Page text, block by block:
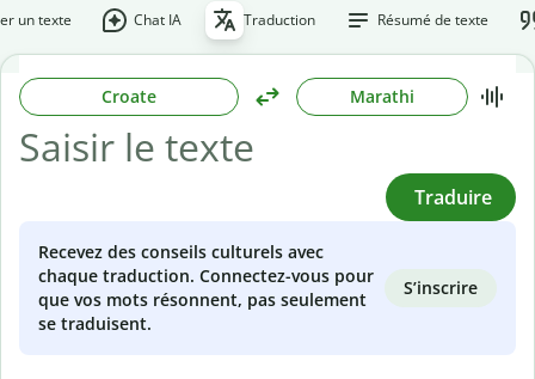
un texte Chat IA Traduction Résumé de texte
Croate Marathi
Traduire
Recevez des conseils culturels avec
chaque traduction. Connectez-vous pour
que vos mots résonnent, pas seulement
se traduisent.
S’inscrire